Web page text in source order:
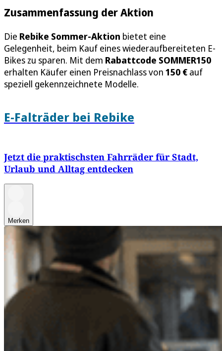
Zusammenfassung der Aktion
Die Rebike Sommer-Aktion bietet eine
Gelegenheit, beim Kauf eines wiederaufbereiteten E-
Bikes zu sparen. Mit dem Rabattcode SOMMER150
erhalten Käufer einen Preisnachlass von 150 € auf
speziell gekennzeichnete Modelle.
E-Falträder bei Rebike
Jetzt die praktischsten Fahrräder für Stadt,
Urlaub und Alltag entdecken
Merken